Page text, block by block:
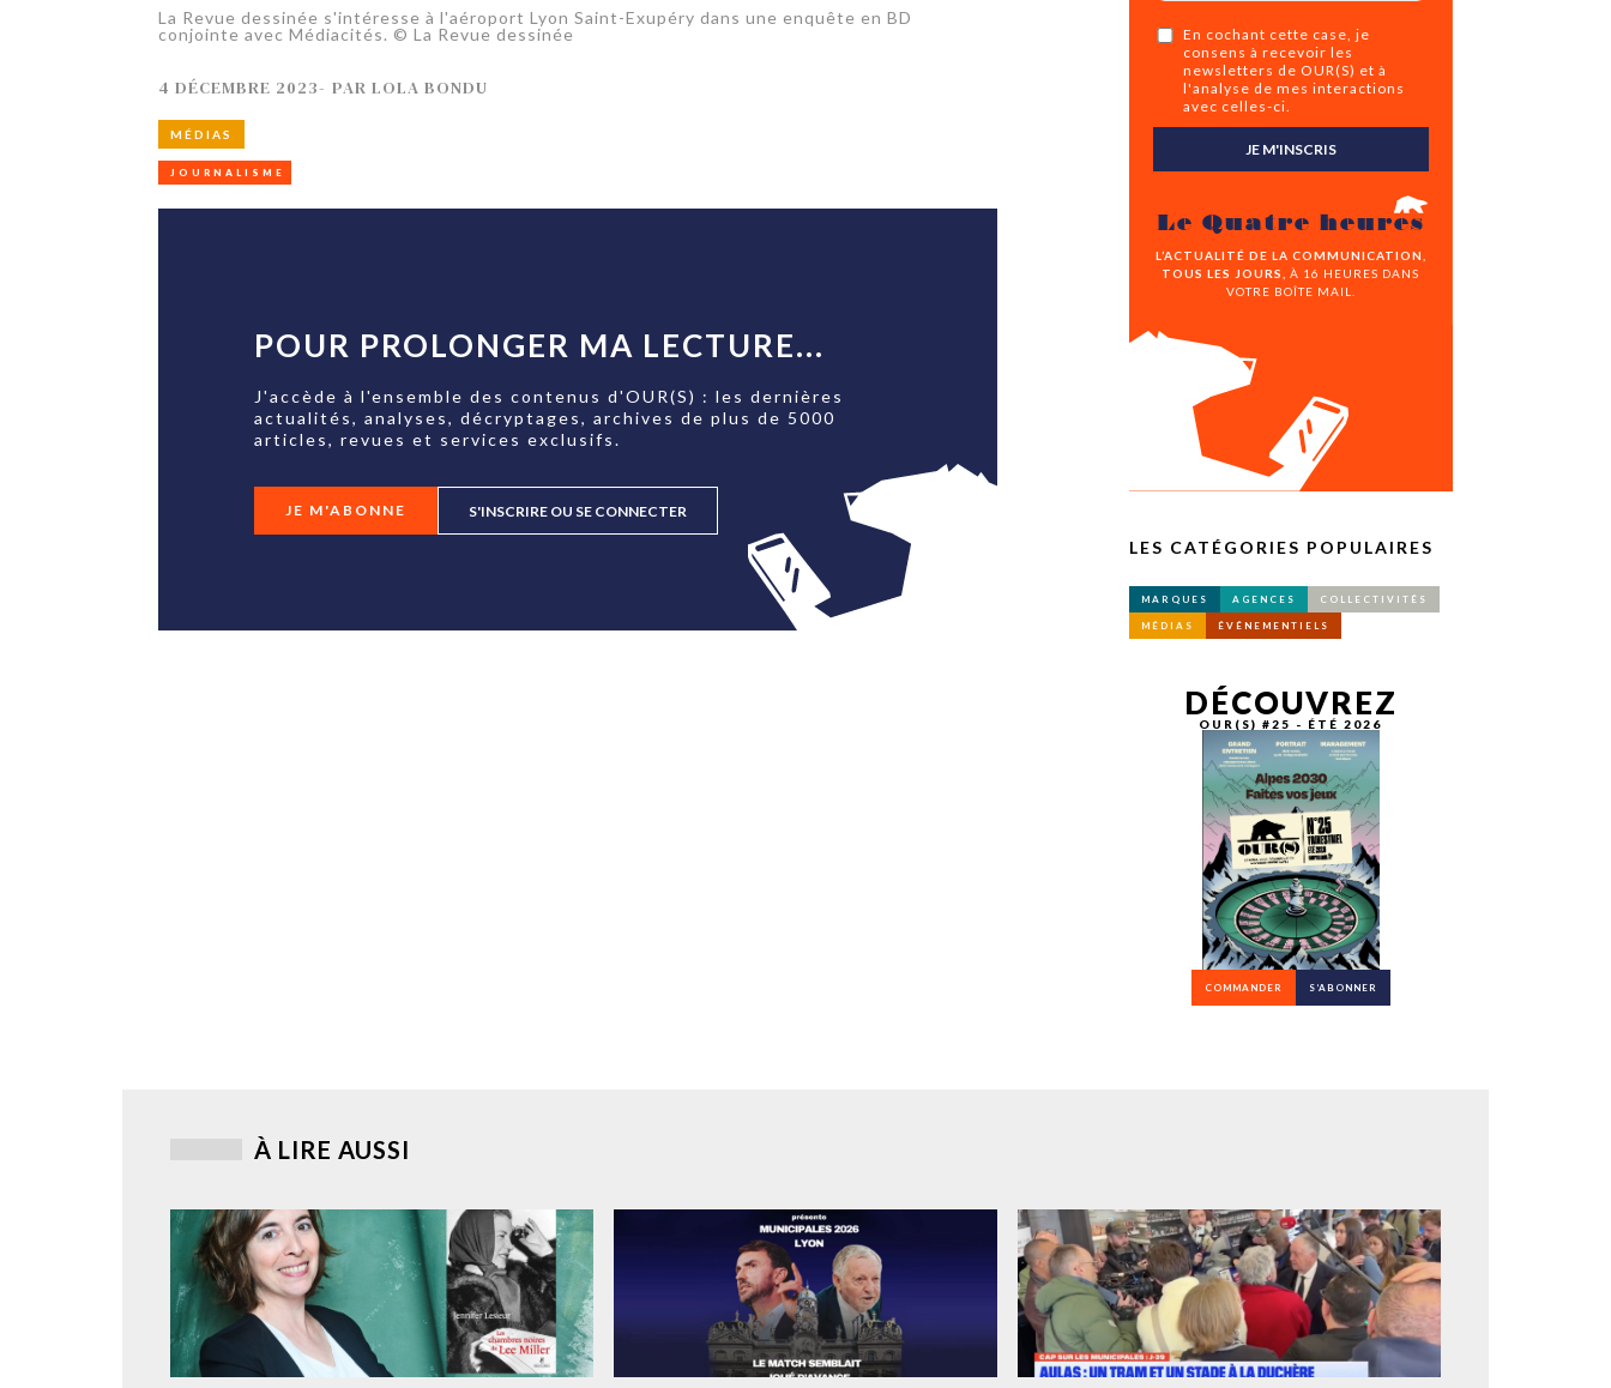
La Revue dessinée s'intéresse à l'aéroport Lyon Saint-Exupéry dans une enquête en BD
conjointe avec Médiacités. © La Revue dessinée
4 DÉCEMBRE 2023- PARLOLA BONDU
MÉDIAS
JOURNALISME
POUR PROLONGER MA LECTURE...
J'accède à l'ensemble des contenus d'OUR(S) : les dernières
actualités, analyses, décryptages, archives de plus de 5000
articles, revues et services exclusifs.
JE M'ABONNE S'INSCRIRE OU SE CONNECTER
En cochant cette case, je
consens à recevoir les
newsletters de OUR(S) et à
l'analyse de mes interactions
avec celles-ci.
JE M'INSCRIS
Le Quatre heures
L’ACTUALITÉ DE LA COMMUNICATION,
TOUS LES JOURS,
À 16 HEURES DANS
VOTRE BOÎTE MAIL.
LES CATÉGORIES POPULAIRES
MARQUES AGENCES COLLECTIVITÉS
MÉDIAS ÉVÉNEMENTIELS
DÉCOUVREZ
OUR(S) #25 - ÉTÉ 2026
COMMANDER S’ABONNER
À LIRE AUSSI